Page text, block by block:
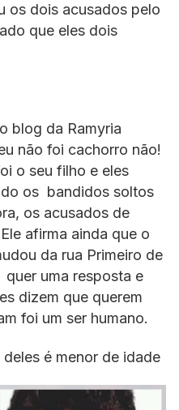
os dois acusados pelo
que eles dois
blog da Ramyria
não foi cachorro não!
o seu filho e eles
os bandidos soltos
os acusados de
afirma ainda que o
da rua Primeiro de
uma resposta e
dizem que querem
foi um ser humano.
é menor de idade